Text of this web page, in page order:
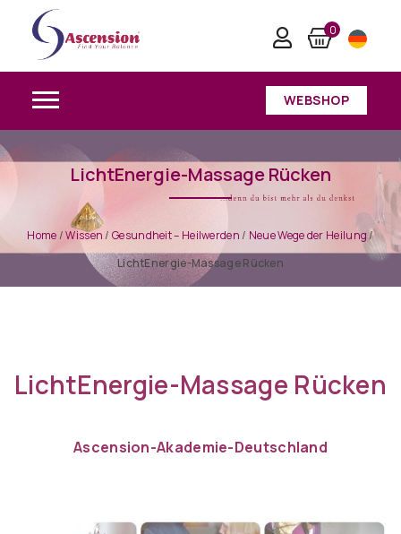
0
WEBSHOP
LichtEnergie-Massage Rücken
Home/Wissen/Gesundheit – Heilwerden/ Neue Wege der Heilung/
LichtEnergie-Massage Rücken
LichtEnergie-Massage Rücken
Ascension-Akademie-Deutschland